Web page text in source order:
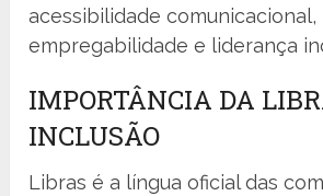
acessibilidade comunicacional,
empregabilidade e liderança
IMPORTÂNCIA DA
INCLUSÃO
Libras é a língua oficial das